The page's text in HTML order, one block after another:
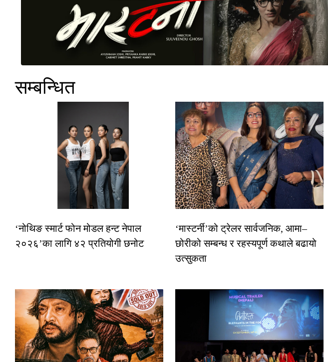
सम्बन्धित
‘नोथिङ स्मार्ट फोन मोडल हन्ट नेपाल
२०२६’का लागि ४२ प्रतियोगी छनोट
‘मास्टर्नी’को ट्रेलर सार्वजनिक, आमा–
छोरीको सम्बन्ध र रहस्यपूर्ण कथाले बढायो
उत्सुकता